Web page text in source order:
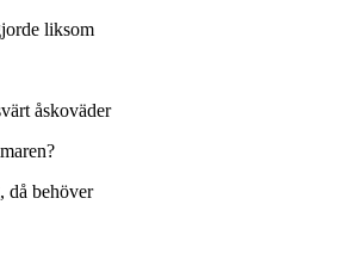
liksom
åskoväder
då behöver